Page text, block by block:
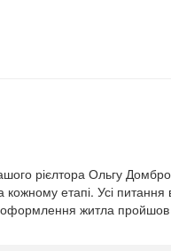
рієлтора Ольгу
етапі. Усі
житла